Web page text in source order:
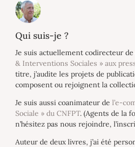
Qui suis-je ?
Je suis actuellement codirecteur
& Interventions Sociales » aux
titre, j’audite les projets de
composent ou rejoignent la
Je suis aussi coanimateur de l’e-
Sociale » du CNFPT. (Agents de la
n’hésitez pas nous rejoindre,
Auteur de deux livres, j’ai été